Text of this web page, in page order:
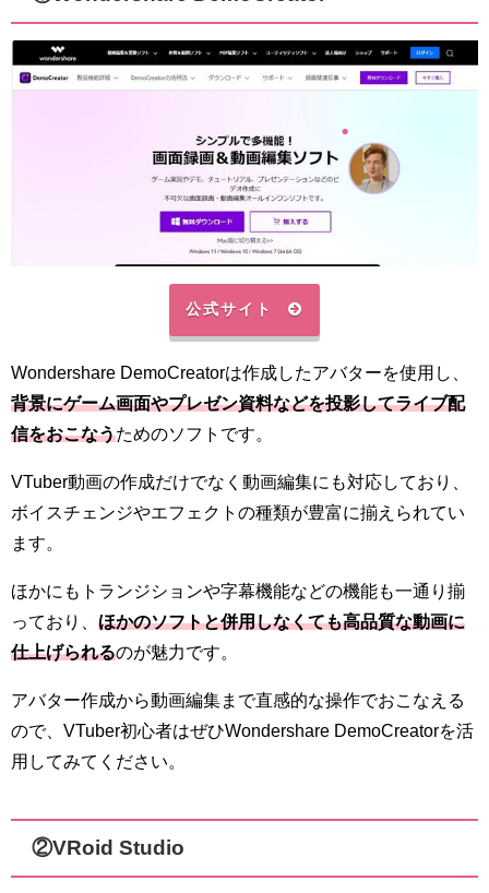
公式サイト
Wondershare DemoCreatorは作成したアバターを使用し、
背景にゲーム画面やプレゼン資料などを投影してライブ配
信をおこなうためのソフトです。
VTuber動画の作成だけでなく動画編集にも対応しており、
ボイスチェンジやエフェクトの種類が豊富に揃えられてい
ます。
ほかにもトランジションや字幕機能などの機能も一通り揃
っており、 ほかのソフトと併用しなくても高品質な動画に
仕上げられるのが魅力です。
アバター作成から動画編集まで直感的な操作でおこなえる
ので、VTuber初心者はぜひWondershare DemoCreatorを活
用してみてください。
②VRoid Studio